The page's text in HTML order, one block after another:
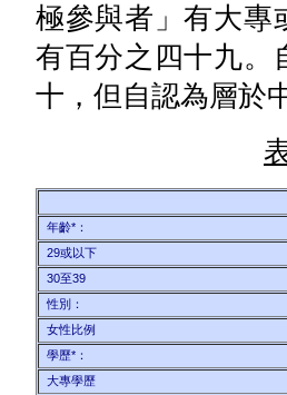
極參與者」有大專
有百分之四十九。
十，但自認為層於
年齡*：
29或以下
30至39
性別：
女性比例
學歷*：
大專學歷